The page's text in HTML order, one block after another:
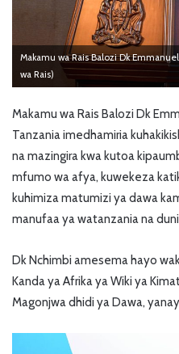
Makamu wa Rais Balozi Dk
wa Rais)
Makamu wa Rais Balozi Dk
Tanzania imedhamiria
na mazingira kwa kutoa
mfumo wa afya, kuwekeza
kuhimiza matumizi ya dawa
manufaa ya watanzania na
Dk Nchimbi amesema hayo
Kanda ya Afrika ya Wiki ya
Magonjwa dhidi ya Dawa,